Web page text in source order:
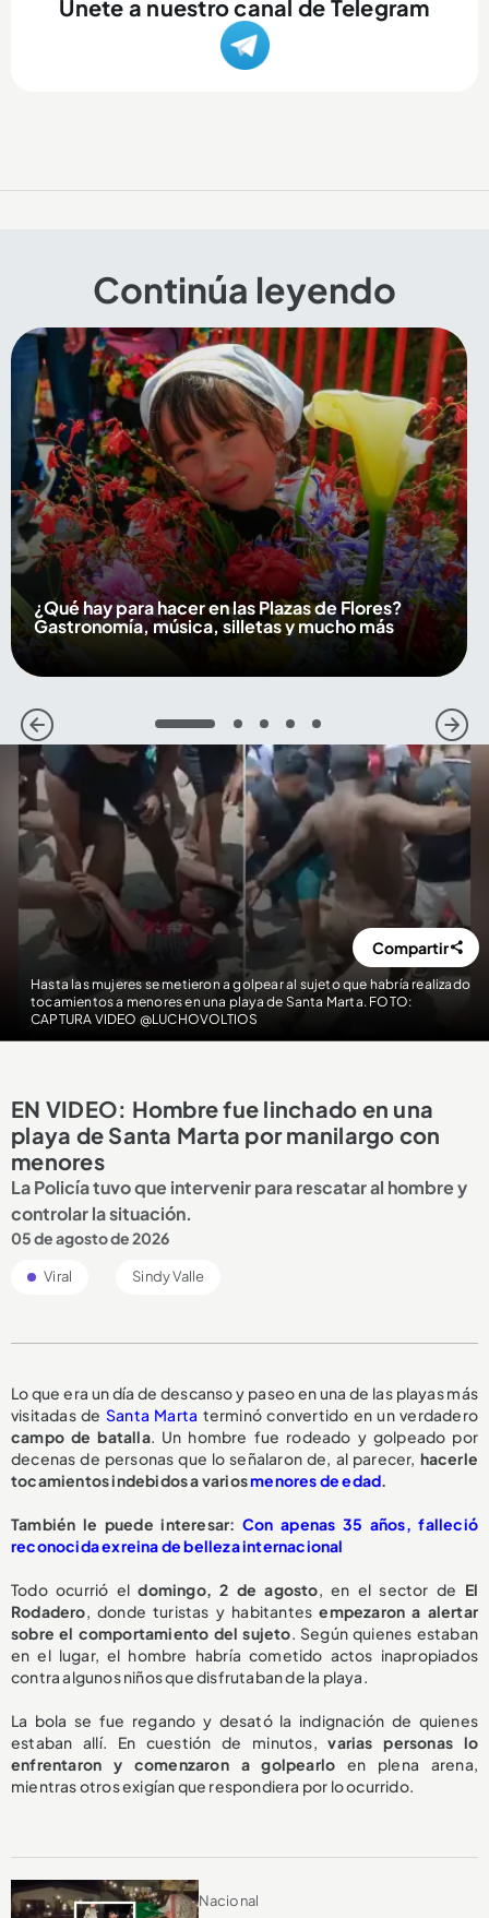
Únete a nuestro canal de Telegram
Continúa leyendo
¿Qué hay para hacer en las Plazas de Flores?
Gastronomía, música, silletas y mucho más
1 2 3 4 5
Hasta las mujeres se metieron a golpear al sujeto que habría realizado
tocamientos a menores en una playa de Santa Marta. FOTO:
CAPTURA VIDEO @LUCHOVOLTIOS
Compartir
EN VIDEO: Hombre fue linchado en una
playa de Santa Marta por manilargo con
menores
La Policía tuvo que intervenir para rescatar al hombre y
controlar la situación.
05 de agosto de 2026
Viral Sindy Valle
Lo que era un día de descanso y paseo en una de las playas más
visitadas de Santa Marta terminó convertido en un verdadero
campo de batalla. Un hombre fue rodeado y golpeado por
decenas de personas que lo señalaron de, al parecer, hacerle
tocamientos indebidos a variosmenores de edad.
También le puede interesar: Con apenas 35 años, falleció
reconocida exreina de belleza internacional
Todo ocurrió eldomingo, 2 de agosto, en el sector de El
Rodadero, donde turistas y habitantesempezaron a alertar
sobre el comportamiento del sujeto. Según quienes estaban
en el lugar, el hombre habría cometido actos inapropiados
contra algunos niños que disfrutaban de la playa.
La bola se fue regando y desató la indignación de quienes
estaban allí. En cuestión de minutos,varias personas lo
enfrentaron y comenzaron a golpearlo en plena arena,
mientras otros exigían que respondiera por lo ocurrido.
Nacional